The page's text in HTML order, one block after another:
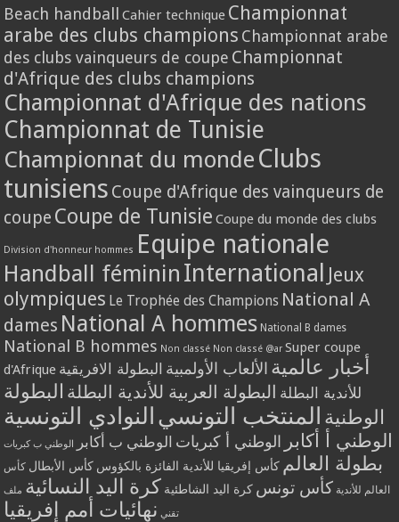
Beach handball Cahier technique Championnat
arabe des clubs champions Championnat arabe
des clubs vainqueurs de coupe Championnat
d'Afrique des clubs champions
Championnat d'Afrique des nations
Championnat de Tunisie
Championnat du monde Clubs
tunisiens Coupe d'Afrique des vainqueurs de
coupe Coupe de Tunisie Coupe du monde des clubs
Division d'honneur hommes Equipe nationale
Handball féminin International Jeux
olympiques Le Trophée des Champions National A
dames National A hommes National B dames
National B hommes Non classé Non classé @ar Super coupe
d'Afrique
أخبار عالمية الألعاب الأولمبية البطولة الافريقية
للأندية البطلة البطولة العربية للأندية البطلة البطولة
الوطنية المنتخب التونسي النوادي التونسية
الوطني أ أكابر الوطني أ كبريات الوطني ب أكابر الوطني ب كبريات
بطولة العالم كأس إفريقيا للأندية الفائزة بالكؤوس كأس الأبطال كأس
العالم للأندية كأس تونس كرة اليد الشاطئية كرة اليد النسائية ملف
تقني نهائيات أمم إفريقيا